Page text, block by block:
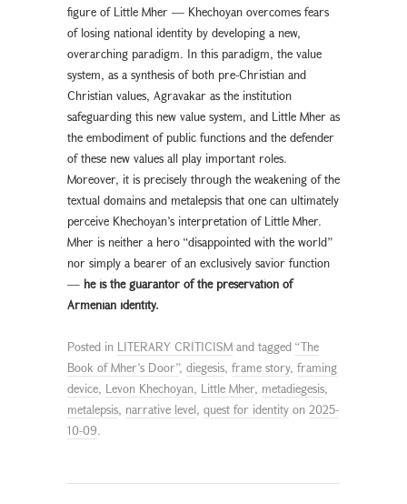
figure of Little Mher — Khechoyan overcomes fears
of losing national identity by developing a new,
overarching paradigm. In this paradigm, the value
system, as a synthesis of both pre-Christian and
Christian values, Agravakar as the institution
safeguarding this new value system, and Little Mher as
the embodiment of public functions and the defender
of these new values all play important roles.
Moreover, it is precisely through the weakening of the
textual domains and metalepsis that one can ultimately
perceive Khechoyan’s interpretation of Little Mher.
Mher is neither a hero “disappointed with the world”
nor simply a bearer of an exclusively savior function
— he is the guarantor of the preservation of
Armenian identity.
Posted in LITERARY CRITICISM and tagged “The
Book of Mher’s Door”, diegesis, frame story, framing
device, Levon Khechoyan, Little Mher, metadiegesis,
metalepsis, narrative level, quest for identity on 2025-
10-09.